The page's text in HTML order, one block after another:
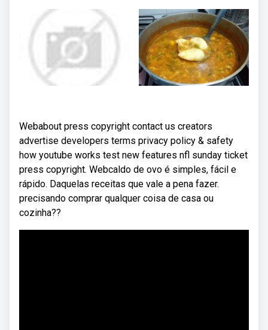
Webabout press copyright contact us creators
advertise developers terms privacy policy & safety
how youtube works test new features nfl sunday ticket
press copyright. Webcaldo de ovo é simples, fácil e
rápido. Daquelas receitas que vale a pena fazer.
precisando comprar qualquer coisa de casa ou
cozinha??